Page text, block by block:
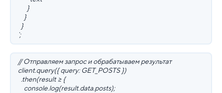
}
}
}
`;
// Отправляем запрос и обрабатываем результат
client.query({ query: GET_POSTS })
.then(result => {
console.log(result.data.posts);